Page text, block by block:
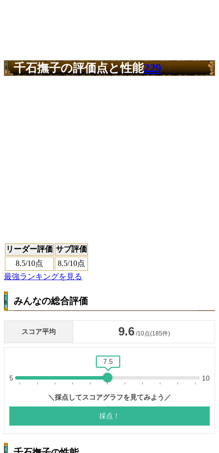
千石撫子の評価点と性能229
リーダー評価 サブ評価
8.5/10点 8.5/10点
最強ランキングを見る
みんなの総合評価